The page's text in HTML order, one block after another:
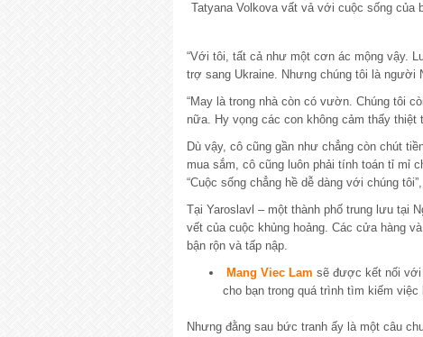
Tatyana Volkova vất vả với cuộc sống của
“Với tôi, tất cả như một cơn ác mộng vậy.
trợ sang Ukraine. Nhưng chúng tôi là người
“May là trong nhà còn có vườn. Chúng tôi
nữa. Hy vọng các con không cảm thấy thiệt
Dù vậy, cô cũng gần như chẳng còn chút
mua sắm, cô cũng luôn phải tính toán tỉ mỉ
“Cuộc sống chẳng hề dễ dàng với chúng
Tại Yaroslavl – một thành phố trung lưu tại
vết của cuộc khủng hoảng. Các cửa hàng
bận rộn và tấp nập.
Mang Viec Lam sẽ được kết nối với
cho bạn trong quá trình tìm kiếm việc
Nhưng đằng sau bức tranh ấy là một câu